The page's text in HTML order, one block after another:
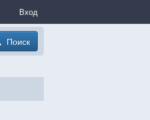
Вход
Поиск